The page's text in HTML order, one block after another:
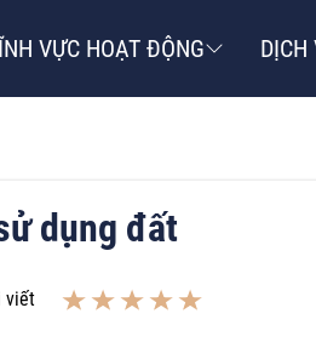
VỰC HOẠT ĐỘNG DỊCH
dụng đất
viết